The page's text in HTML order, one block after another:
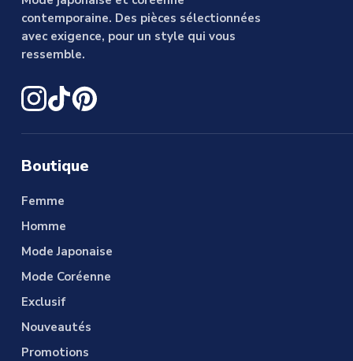
contemporaine. Des pièces sélectionnées
avec exigence, pour un style qui vous
ressemble.
Boutique
Femme
Homme
Mode Japonaise
Mode Coréenne
Exclusif
Nouveautés
Promotions